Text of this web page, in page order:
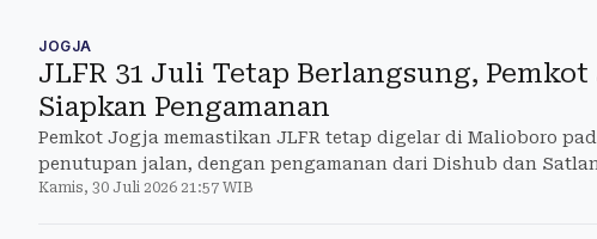
JOGJA
JLFR 31 Juli Tetap Berlangsung,
Siapkan Pengamanan
Pemkot Jogja memastikan JLFR tetap digelar di Malioboro
penutupan jalan, dengan pengamanan dari Dishub dan
Kamis, 30 Juli 2026 21:57 WIB